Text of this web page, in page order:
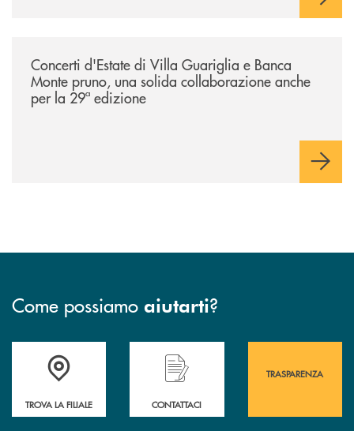
Concerti d'Estate di Villa Guariglia e Banca
Monte pruno, una solida collaborazione anche
per la 29ª edizione
Come possiamo aiutarti?
Accedi all' elenco completo&nbsp; delle&nbsp; filiali&nbsp; di Banca
TROVA LA FILIALE
Hai bisogno di assistenza immediata?
CONTATTACI
TRASPARENZA